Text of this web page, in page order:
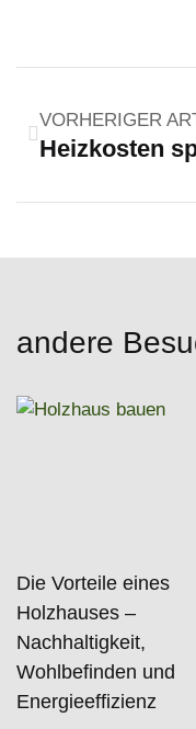
VORHERIGER
Heizkosten
andere
Die Vorteile eines
Holzhauses –
Nachhaltigkeit,
Wohlbefinden und
Energieeffizienz